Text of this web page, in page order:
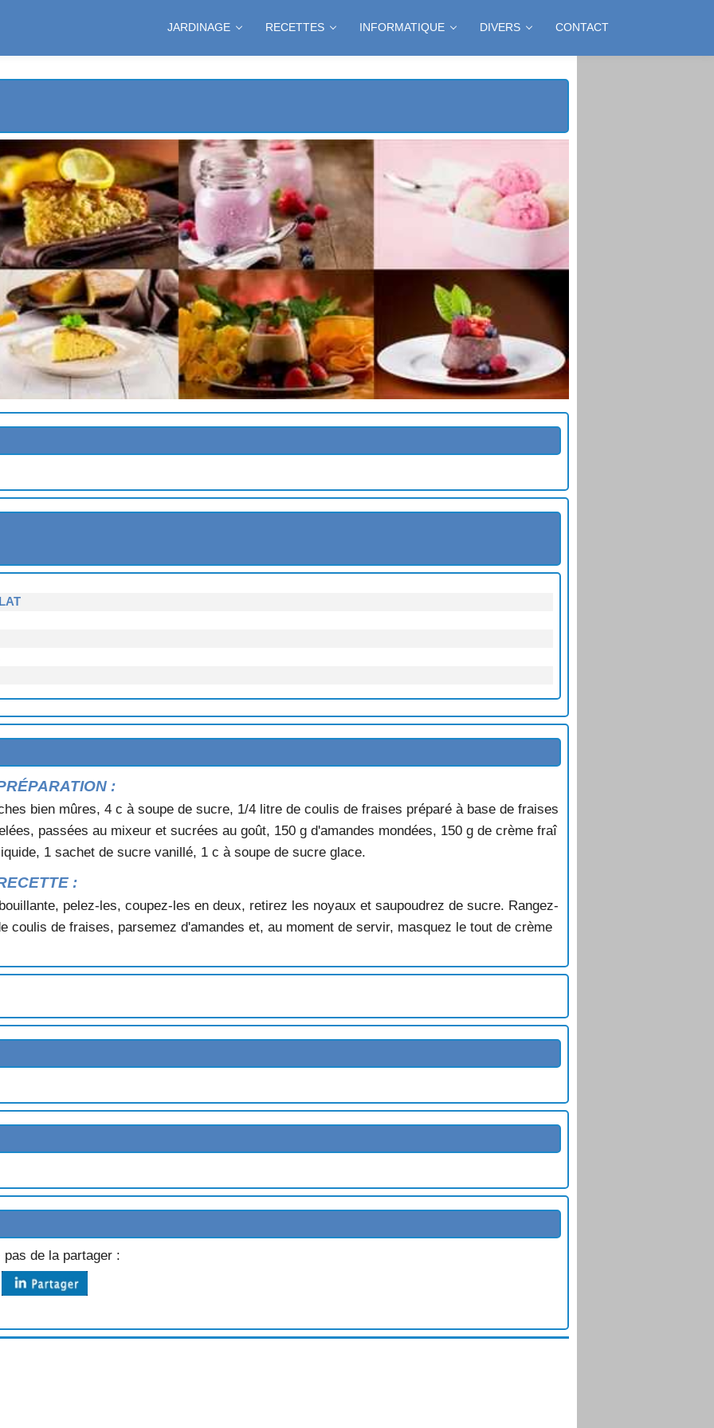
JARDINAGE RECETTES INFORMATIQUE DIVERS CONTACT
GROSEILLES
:
bien mûres, 4 c à soupe de sucre, 1/4 litre de coulis de fraises préparé à base de fraises
passées au mixeur et sucrées au goût, 150 g d'amandes mondées, 150 g de crème fraî
1 sachet de sucre vanillé, 1 c à soupe de sucre glace.
:
pelez-les, coupez-les en deux, retirez les noyaux et saupoudrez de sucre. Rangez-
coulis de fraises, parsemez d'amandes et, au moment de servir, masquez le tout de crème
pas de la partager :